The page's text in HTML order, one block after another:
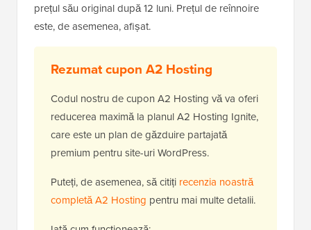
prețul său original după 12 luni. Prețul de reînnoire
este, de asemenea, afișat.
Rezumat cupon A2 Hosting
Codul nostru de cupon A2 Hosting vă va oferi
reducerea maximă la planul A2 Hosting Ignite,
care este un plan de găzduire partajată
premium pentru site-uri WordPress.
Puteți, de asemenea, să citiți recenzia noastră
completă A2 Hosting pentru mai multe detalii.